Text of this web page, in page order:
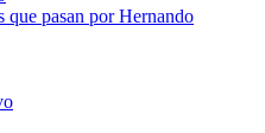
que pasan por Hernando